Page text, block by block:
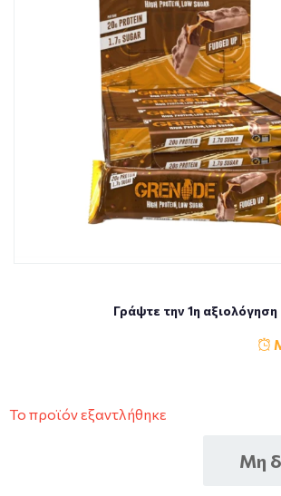
Γράψτε την 1η αξιολόγηση
Το προϊόν εξαντλήθηκε
Μη